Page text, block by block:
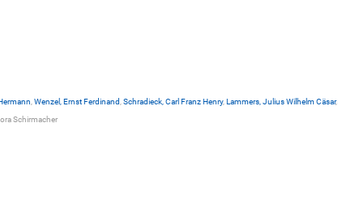
Wenzel, Ernst Ferdinand Schradieck, Carl Franz Henry, Lammers, Julius Wilhelm Cäsar,
Schirmacher